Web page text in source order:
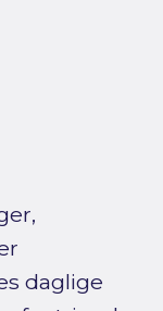
daglige